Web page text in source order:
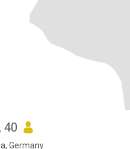
, 40
Germany